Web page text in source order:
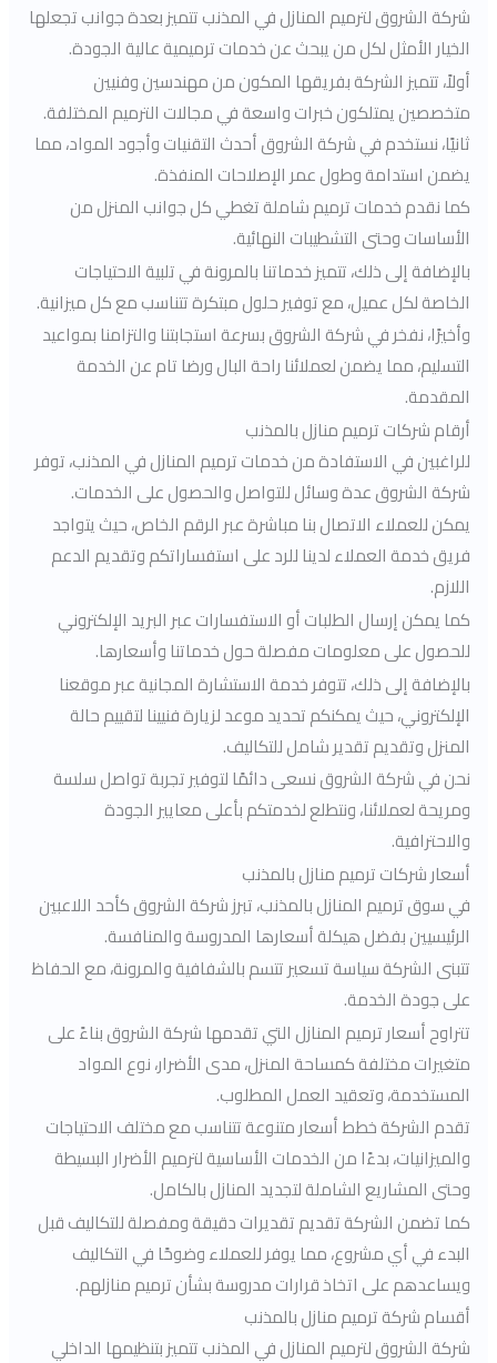
شركة الشروق لترميم المنازل في المذنب تتميز بعدة جوانب تجعلها
الخيار الأمثل لكل من يبحث عن خدمات ترميمية عالية الجودة.
أولاً، تتميز الشركة بفريقها المكون من مهندسين وفنيين
متخصصين يمتلكون خبرات واسعة في مجالات الترميم المختلفة.
ثانيًا، نستخدم في شركة الشروق أحدث التقنيات وأجود المواد، مما
يضمن استدامة وطول عمر الإصلاحات المنفذة.
كما نقدم خدمات ترميم شاملة تغطي كل جوانب المنزل من
الأساسات وحتى التشطيبات النهائية.
بالإضافة إلى ذلك، تتميز خدماتنا بالمرونة في تلبية الاحتياجات
الخاصة لكل عميل، مع توفير حلول مبتكرة تتناسب مع كل ميزانية.
وأخيرًا، نفخر في شركة الشروق بسرعة استجابتنا والتزامنا بمواعيد
التسليم، مما يضمن لعملائنا راحة البال ورضا تام عن الخدمة
المقدمة.
أرقام شركات ترميم منازل بالمذنب
للراغبين في الاستفادة من خدمات ترميم المنازل في المذنب، توفر
شركة الشروق عدة وسائل للتواصل والحصول على الخدمات.
يمكن للعملاء الاتصال بنا مباشرة عبر الرقم الخاص، حيث يتواجد
فريق خدمة العملاء لدينا للرد على استفساراتكم وتقديم الدعم
اللازم.
كما يمكن إرسال الطلبات أو الاستفسارات عبر البريد الإلكتروني
للحصول على معلومات مفصلة حول خدماتنا وأسعارها.
بالإضافة إلى ذلك، تتوفر خدمة الاستشارة المجانية عبر موقعنا
الإلكتروني، حيث يمكنكم تحديد موعد لزيارة فنيينا لتقييم حالة
المنزل وتقديم تقدير شامل للتكاليف.
نحن في شركة الشروق نسعى دائمًا لتوفير تجربة تواصل سلسة
ومريحة لعملائنا، ونتطلع لخدمتكم بأعلى معايير الجودة
والاحترافية.
أسعار شركات ترميم منازل بالمذنب
في سوق ترميم المنازل بالمذنب، تبرز شركة الشروق كأحد اللاعبين
الرئيسيين بفضل هيكلة أسعارها المدروسة والمنافسة.
تتبنى الشركة سياسة تسعير تتسم بالشفافية والمرونة، مع الحفاظ
على جودة الخدمة.
تتراوح أسعار ترميم المنازل التي تقدمها شركة الشروق بناءً على
متغيرات مختلفة كمساحة المنزل، مدى الأضرار، نوع المواد
المستخدمة، وتعقيد العمل المطلوب.
تقدم الشركة خطط أسعار متنوعة تتناسب مع مختلف الاحتياجات
والميزانيات، بدءًا من الخدمات الأساسية لترميم الأضرار البسيطة
وحتى المشاريع الشاملة لتجديد المنازل بالكامل.
كما تضمن الشركة تقديم تقديرات دقيقة ومفصلة للتكاليف قبل
البدء في أي مشروع، مما يوفر للعملاء وضوحًا في التكاليف
ويساعدهم على اتخاذ قرارات مدروسة بشأن ترميم منازلهم.
أقسام شركة ترميم منازل بالمذنب
شركة الشروق لترميم المنازل في المذنب تتميز بتنظيمها الداخلي